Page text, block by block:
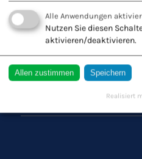
Fachschule für
Europäischer
e.V.
Innovation +
Alle Anwendungen
Nutzen Sie diesen
aktivieren/deaktivieren.
Allen zustimmen Speichern
Realisiert